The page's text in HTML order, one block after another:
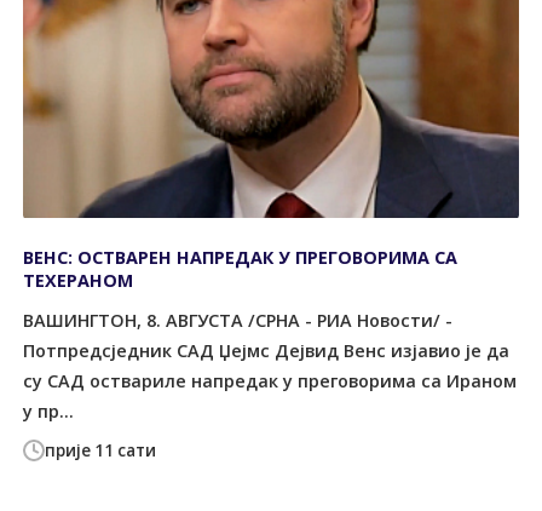
прије 11 сати
ВЕНС: ОСТВАРЕН НАПРЕДАК У ПРЕГОВОРИМА СА
ТЕХЕРАНОМ
ВАШИНГТОН, 8. АВГУСТА /СРНА - РИА Новости/ -
Потпредсједник САД Џејмс Дејвид Венс изјавио је да
су САД оствариле напредак у преговорима са Ираном
у пр...